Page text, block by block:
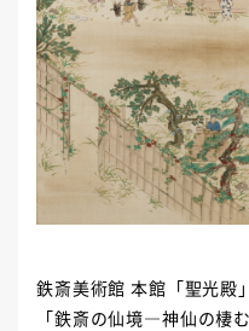
鉄斎美術館 本館「聖光殿
「鉄斎の仙境―神仙の棲